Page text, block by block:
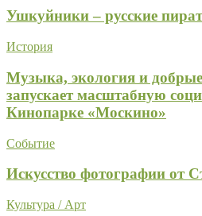
Ушкуйники – русские
История
Музыка, экология и
запускает масштабную
Кинопарке «Москино»
Событие
Искусство фотографии от
Культура / Арт